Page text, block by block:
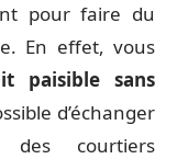
pour faire du
En effet, vous
paisible sans
d’échanger
courtiers